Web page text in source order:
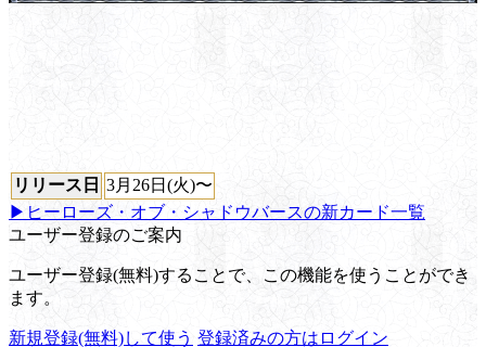
リリース日 3月26日(火)〜
▶ヒーローズ・オブ・シャドウバースの新カード一覧
ユーザー登録のご案内
ユーザー登録(無料)することで、この機能を使うことができ
ます。
新規登録(無料)して使う 登録済みの方はログイン